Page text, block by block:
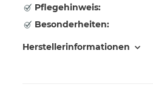
Pflegehinweis:
Besonderheiten:
Herstellerinformationen